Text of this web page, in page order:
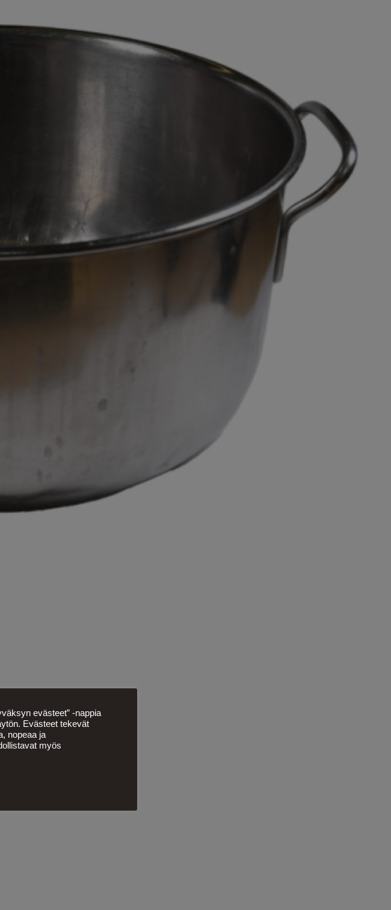
evästeet” -nappia
Evästeet tekevät
nopeaa ja
myös